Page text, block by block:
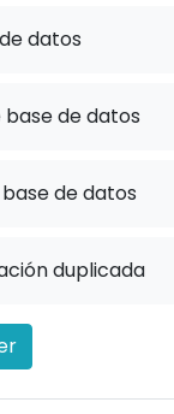
datos
de datos
de datos
duplicada